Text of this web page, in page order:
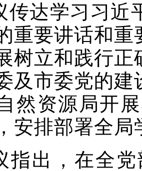
传达学习习近
重要讲话和
树立和践行
及市委党的
然资源局开
安排部署全局
指出，在全